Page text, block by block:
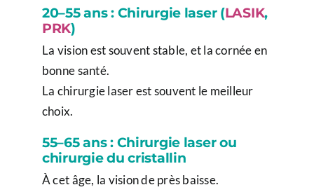
20–55 ans : Chirurgie laser (LASIK,
PRK)
La vision est souvent stable, et la cornée en
bonne santé.
La chirurgie laser est souvent le meilleur
choix.
55–65 ans : Chirurgie laser ou
chirurgie du cristallin
À cet âge, la vision de près baisse.